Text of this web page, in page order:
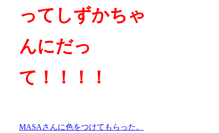
ってしずかちゃ
んにだっ
て！！！！
MASAさんに色をつけてもらった。